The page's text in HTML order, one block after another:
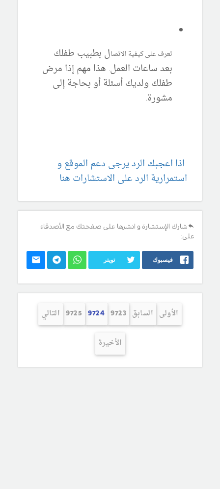
تعرف على كيفية الاتصال بطبيب طفلك
بعد ساعات العمل. هذا مهم إذا مرض
طفلك ولديك أسئلة أو بحاجة إلى
مشورة.
اذا اعجبك الرد يرجى دعم الموقع و
استمرارية الرد على الاستشارات هنا
شارك الإستشارة و انشرها على صفحتك مع الأصدقاء
على:
فيسبوك تويتر
الأولى السابق 9723
9724
9725 التالي
الأخيرة